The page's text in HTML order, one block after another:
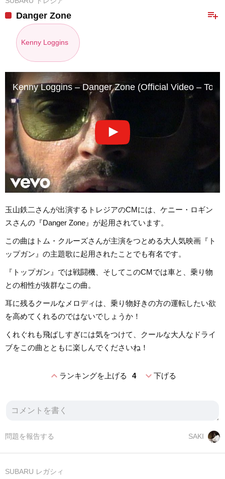
playlist_add
Danger Zone
Kenny Loggins
Kenny Loggins – Danger Zone (Official Video – Top
玉山鉄二さんが出演するトレジアのCMには、ケニー・ロギン
スさんの『Danger Zone』が起用されています。
この曲はトム・クルーズさんが主演をつとめる大人気映画『ト
ップガン』の主題歌に起用されたことでも有名です。
『トップガン』では戦闘機、そしてこのCMでは車と、乗り物
との相性が抜群なこの曲。
耳に残るクールなメロディは、乗り物好きの方の運転したい欲
を高めてくれるのではないでしょうか！
くれぐれも飛ばしすぎには気をつけて、クールな大人なドライ
ブをこの曲とともに楽しんでくださいね！
expand_lessランキングを上げる 4 expand_more下げる
SAKI
問題を報告する
SUBARU レガシィ